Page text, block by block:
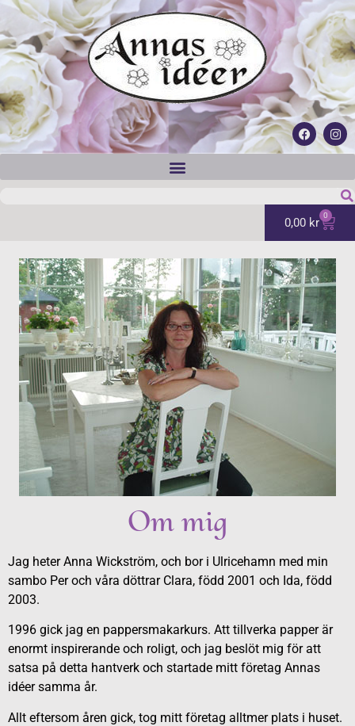
0,00 kr 0
Om mig
Jag heter Anna Wickström, och bor i Ulricehamn med min
sambo Per och våra döttrar Clara, född 2001 och Ida, född
2003.
1996 gick jag en pappersmakarkurs. Att tillverka papper är
enormt inspirerande och roligt, och jag beslöt mig för att
satsa på detta hantverk och startade mitt företag Annas
idéer samma år.
Allt eftersom åren gick, tog mitt företag alltmer plats i huset.